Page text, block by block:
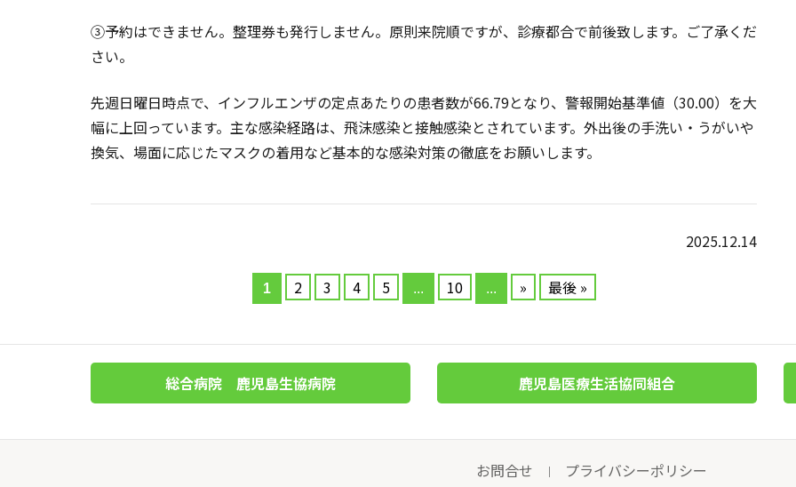
③予約はできません。整理券も発行しません。原則来院順ですが、診療都合で前後致します。ご了承くだ
さい。
先週日曜日時点で、インフルエンザの定点あたりの患者数が66.79となり、警報開始基準値（30.00）を大
幅に上回っています。主な感染経路は、飛沫感染と接触感染とされています。外出後の手洗い・うがいや
換気、場面に応じたマスクの着用など基本的な感染対策の徹底をお願いします。
2025.12.14
1 2 3 4 5 ... 10 ... » 最後 »
総合病院 鹿児島生協病院 鹿児島医療生活協同組合
お問合せ ｜ プライバシーポリシー